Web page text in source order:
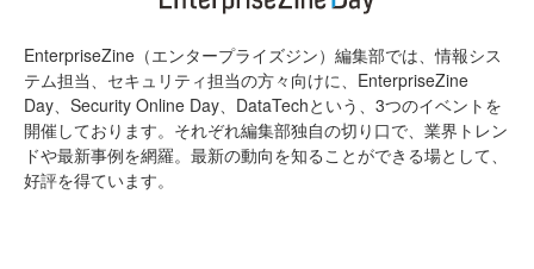
EnterpriseZine（エンタープライズジン）編集部では、情報シス
テム担当、セキュリティ担当の方々向けに、EnterpriseZine
Day、Security Online Day、DataTechという、3つのイベントを
開催しております。それぞれ編集部独自の切り口で、業界トレン
ドや最新事例を網羅。最新の動向を知ることができる場として、
好評を得ています。